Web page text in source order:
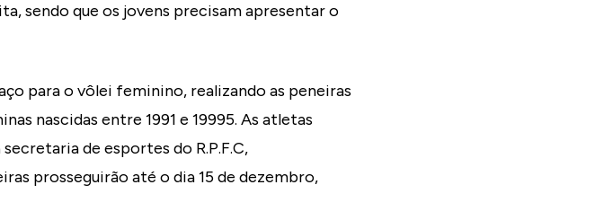
sendo que os jovens precisam apresentar o
para o vôlei feminino, realizando as peneiras
nascidas entre 1991 e 19995. As atletas
de esportes do R.P.F.C,
prosseguirão até o dia 15 de dezembro,